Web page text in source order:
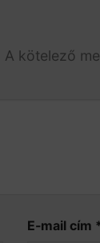
A kötelező
E-mail cím